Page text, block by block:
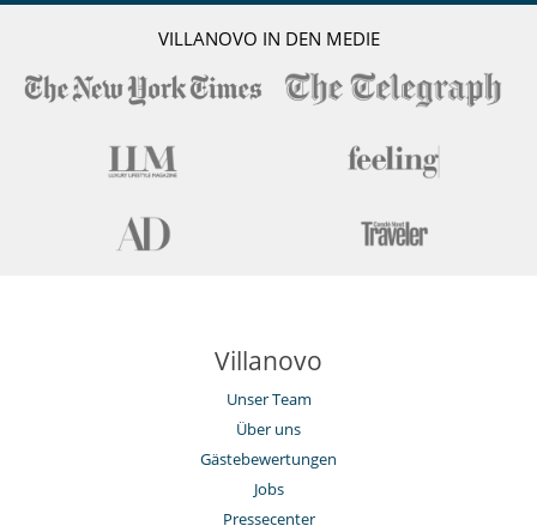
VILLANOVO IN DEN MEDIE
Villanovo
Unser Team
Über uns
Gästebewertungen
Jobs
Pressecenter